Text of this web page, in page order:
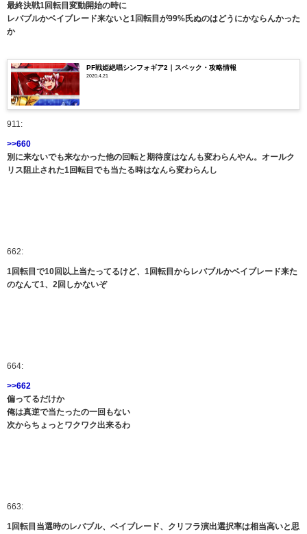
最終決戦1回転目変動開始の時に
レバブルかベイブレード来ないと1回転目が99%氏ぬのはどうにかならんかった
か
PF戦姫絶唱シンフォギア2｜スペック・攻略情報
2020.4.21
911:
>>660
別に来ないでも来なかった他の回転と期待度はなんも変わらんやん。オールク
リス阻止された1回転目でも当たる時はなんら変わらんし
662:
1回転目で10回以上当たってるけど、1回転目からレバブルかベイブレード来た
のなんて1、2回しかないぞ
664:
>>662
偏ってるだけか
俺は真逆で当たったの一回もない
次からちょっとワクワク出来るわ
663:
1回転目当選時のレバブル、ベイブレード、クリフラ演出選択率は相当高いと思